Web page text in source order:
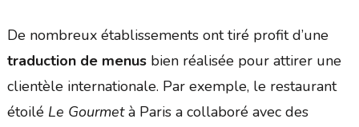
De nombreux établissements ont tiré profit d’une
traduction de menusbien réalisée pour attirer une
clientèle internationale. Par exemple, le restaurant
étoilé Le Gourmetà Paris a collaboré avec des